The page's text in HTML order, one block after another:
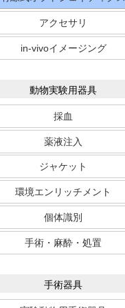
アクセサリ
in-vivoイメージング
動物実験用器具
採血
薬液注入
ジャケット
環境エンリッチメント
個体識別
手術・麻酔・処置
手術器具